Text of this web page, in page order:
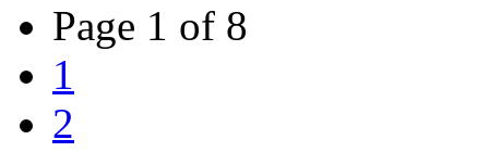
Page 1 of 8
1
2